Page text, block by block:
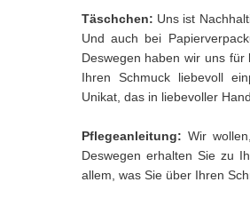
Täschchen: Uns ist
Und auch bei
Deswegen haben wir uns
Ihren Schmuck liebevoll
Unikat, das in liebevoller
Pflegeanleitung: Wir
Deswegen erhalten Sie zu
allem, was Sie über Ihren